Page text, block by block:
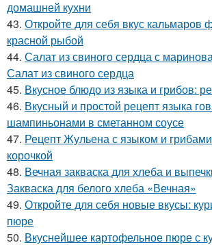
домашней кухни
43. Откройте для себя вкус
красной рыбой
44. Салат из свиного сердца с
Салат из свиного сердца
45. Вкусное блюдо из языка и грибов:
46. Вкусный и простой рецепт языка
шампиньонами в сметанном соусе
47. Рецепт Жульена с языком и
корочкой
48. Вечная закваска для хлеба и
Закваска для белого хлеба «Вечная»
49. Откройте для себя новые вкусы:
пюре
50. Вкуснейшее картофельное пюре с